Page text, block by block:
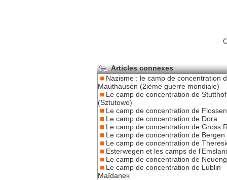
Articles connexes
Nazisme : le camp de concentration
Mauthausen (2ième guerre mondiale)
Le camp de concentration de Stutthof
(Sztutowo)
Le camp de concentration de
Le camp de concentration de Dora
Le camp de concentration de Gross
Le camp de concentration de Bergen
Le camp de concentration de
Esterwegen et les camps de
Le camp de concentration de
Le camp de concentration de Lublin
Maïdanek